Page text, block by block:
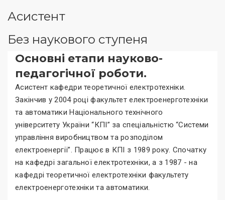
Асистент
Без наукового ступеня
Основні етапи науково-
педагогічної роботи.
Асистент кафедри теоретичної електротехніки.
Закінчив у 2004 році факультет електроенерготехніки
та автоматики Національного технічного
університету України “КПІ” за спеціальністю “Системи
управління виробництвом та розподілом
електроенергії”. Працює в КПІ з 1989 року. Спочатку
на кафедрі загальної електротехніки, а з 1987 - на
кафедрі теоретичної електротехніки факультету
електроенерготехніки та автоматики.